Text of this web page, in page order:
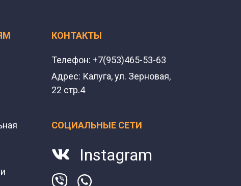
КОНТАКТЫ
Телефон: +7(953)465-53-63
Адрес: Калуга, ул. Зерновая,
22 стр.4
СОЦИАЛЬНЫЕ СЕТИ
Instagram